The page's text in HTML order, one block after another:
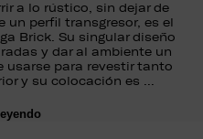
a lo rústico, sin dejar de
un perfil transgresor, es el
Brick. Su singular diseño
y dar al ambiente un
usarse para revestir tanto
y su colocación es …